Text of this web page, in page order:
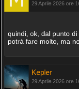
29 Aprile 2026 ore
quindi, ok, dal punto
potrà fare molto, ma
Kepler
29 Aprile 2026 ore